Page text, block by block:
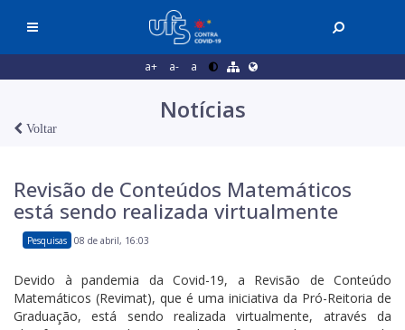
a+ a- a
Notícias
Voltar
Revisão de Conteúdos Matemáticos
está sendo realizada virtualmente
Pesquisas 08 de abril, 16:03
Devido à pandemia da Covid-19, a Revisão de Conteúdo
Matemáticos (Revimat), que é uma iniciativa da Pró-Reitoria de
Graduação, está sendo realizada virtualmente, através da